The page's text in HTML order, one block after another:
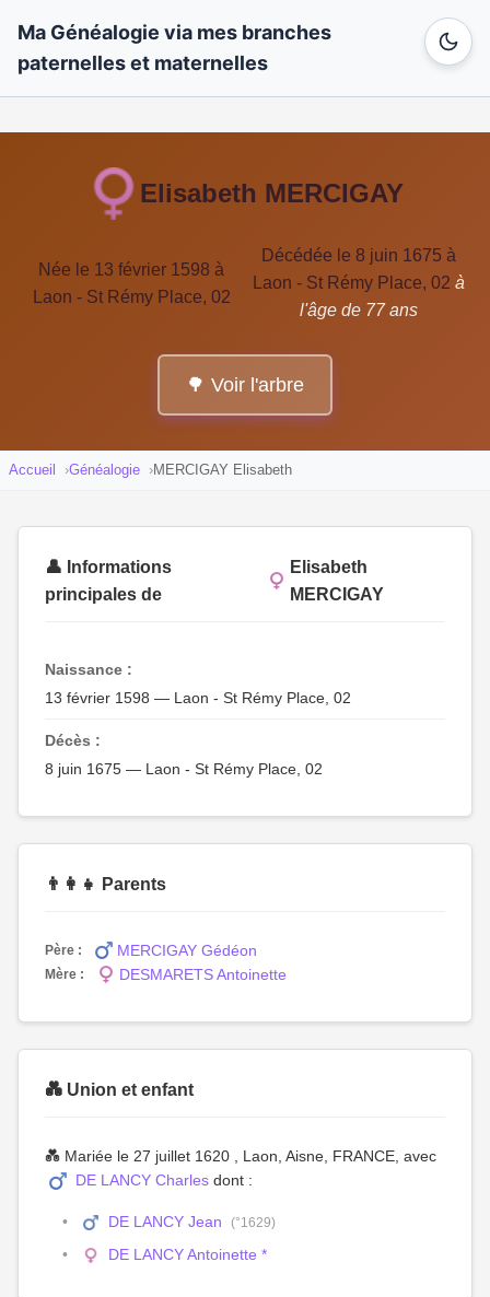
Ma Généalogie via mes branches
paternelles et maternelles
Elisabeth MERCIGAY
Née le 13 février 1598 à
Laon - St Rémy Place, 02
Décédée le 8 juin 1675 à
Laon - St Rémy Place, 02 à
l'âge de 77 ans
🌳 Voir l'arbre
Accueil Généalogie MERCIGAY Elisabeth
👤 Informations
principales de
Elisabeth
MERCIGAY
Naissance :
13 février 1598 — Laon - St Rémy Place, 02
Décès :
8 juin 1675 — Laon - St Rémy Place, 02
👨‍👩‍👧 Parents
Père : MERCIGAY Gédéon
Mère : DESMARETS Antoinette
💑 Union et enfant
💑 Mariée le 27 juillet 1620 , Laon, Aisne, FRANCE, avec
DE LANCY Charles dont :
DE LANCY Jean (°1629)
DE LANCY Antoinette *